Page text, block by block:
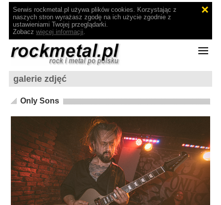
Serwis rockmetal.pl używa plików cookies. Korzystając z
naszych stron wyrażasz zgodę na ich użycie zgodnie z
ustawieniami Twojej przeglądarki.
Zobacz więcej informacji.
galerie zdjęć
Only Sons